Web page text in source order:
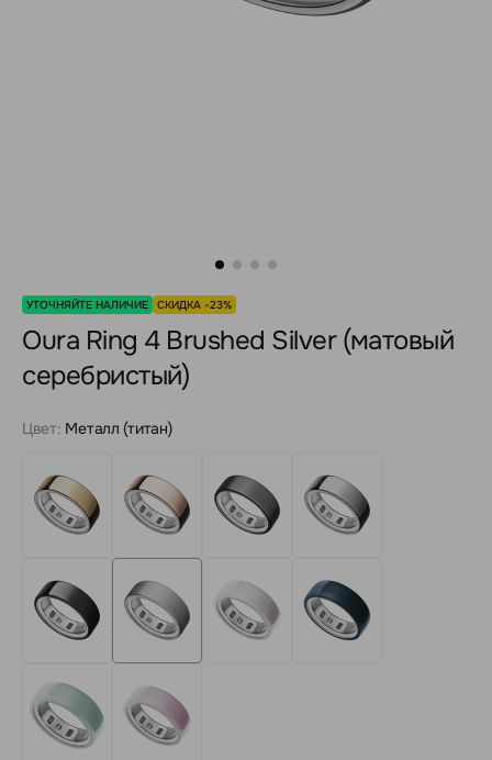
УТОЧНЯЙТЕ НАЛИЧИЕ СКИДКА -23%
Oura Ring 4 Brushed Silver (матовый
серебристый)
Цвет: Металл (титан)